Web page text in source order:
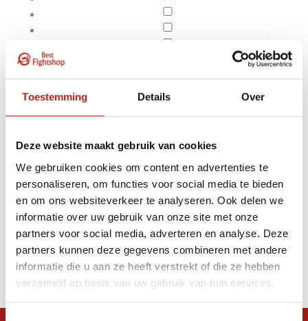
Toestemming Details Over
Deze website maakt gebruik van cookies
We gebruiken cookies om content en advertenties te
personaliseren, om functies voor social media te bieden
en om ons websiteverkeer te analyseren. Ook delen we
informatie over uw gebruik van onze site met onze
partners voor social media, adverteren en analyse. Deze
partners kunnen deze gegevens combineren met andere
informatie die u aan ze heeft verstrekt of die ze hebben
verzameld op basis van uw gebruik van hun services.
Apply filters
Producten getagd met 5
oz
Producten
Filter
Sorteren op